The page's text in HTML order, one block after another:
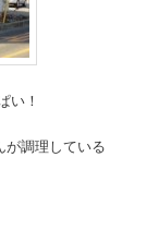
い！
調理している